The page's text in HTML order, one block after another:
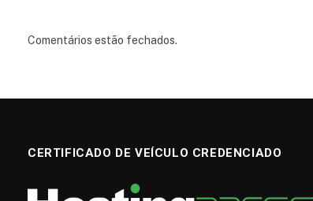
Comentários estão fechados.
CERTIFICADO DE VEÍCULO CREDENCIADO